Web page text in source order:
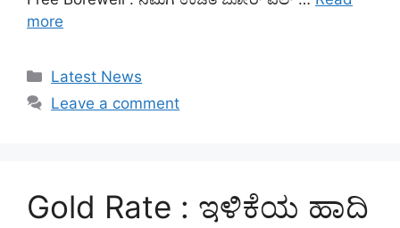
more
Categories
Latest News
Leave a comment
Gold Rate : ಇಳಿಕೆಯ ಹಾದಿ